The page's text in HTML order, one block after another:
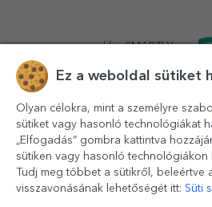
powered bySMARTLY.ro
Ez a weboldal sütiket
Olyan célokra, mint a személyre
sütiket vagy hasonló technológiákat
„Elfogadás” gombra kattintva
sütiken vagy hasonló technológiákon
Tudj meg többet a sütikről, beleértve
visszavonásának lehetőségét itt: Süti